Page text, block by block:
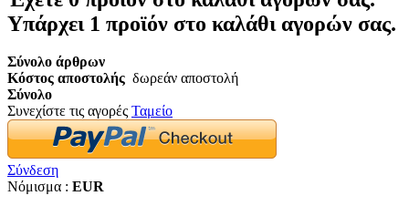
Υπάρχει 1 προϊόν στο καλάθι αγορών σας.
Σύνολο άρθρων
Κόστος αποστολής δωρεάν αποστολή
Σύνολο
Συνεχίστε τις αγορές Ταμείο
Σύνδεση
Νόμισμα : EUR